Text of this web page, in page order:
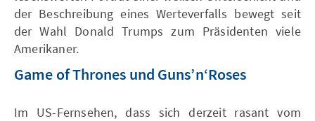
der Beschreibung eines Werteverfalls bewegt seit
der Wahl Donald Trumps zum Präsidenten viele
Amerikaner.
Game of Thrones und Guns’n‘Roses
Im US-Fernsehen, dass sich derzeit rasant vom